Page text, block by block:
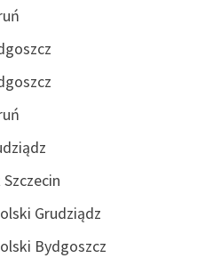
Grudziądz
Bydgoszcz